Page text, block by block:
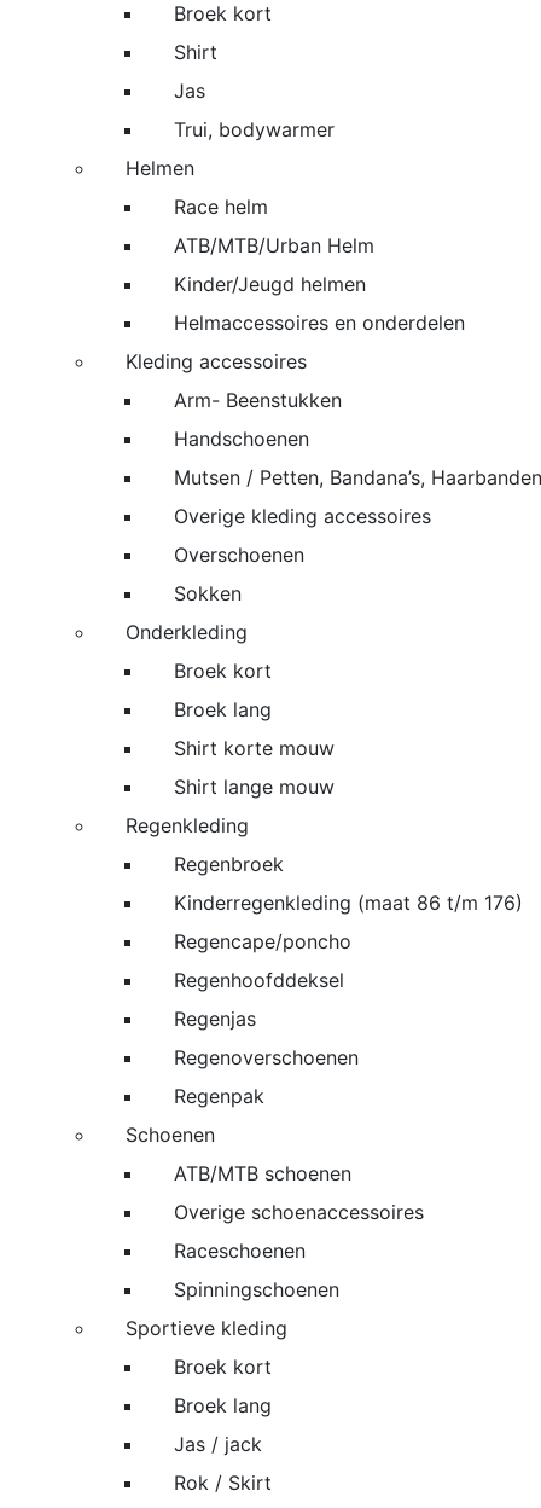
Broek kort
Shirt
Jas
Trui, bodywarmer
Helmen
Race helm
ATB/MTB/Urban Helm
Kinder/Jeugd helmen
Helmaccessoires en onderdelen
Kleding accessoires
Arm- Beenstukken
Handschoenen
Mutsen / Petten, Bandana’s, Haarbanden
Overige kleding accessoires
Overschoenen
Sokken
Onderkleding
Broek kort
Broek lang
Shirt korte mouw
Shirt lange mouw
Regenkleding
Regenbroek
Kinderregenkleding (maat 86 t/m 176)
Regencape/poncho
Regenhoofddeksel
Regenjas
Regenoverschoenen
Regenpak
Schoenen
ATB/MTB schoenen
Overige schoenaccessoires
Raceschoenen
Spinningschoenen
Sportieve kleding
Broek kort
Broek lang
Jas / jack
Rok / Skirt